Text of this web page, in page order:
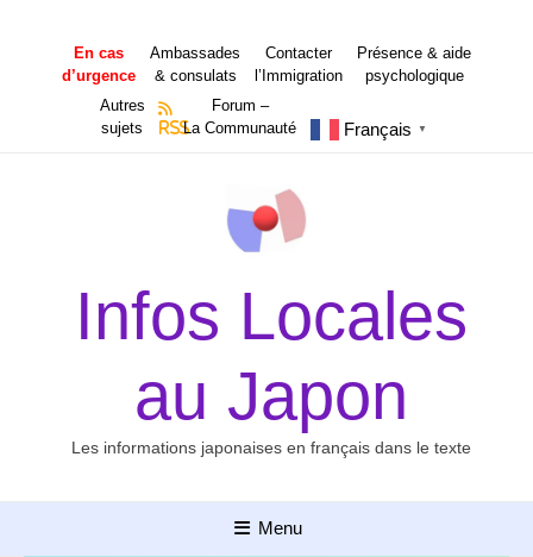
contenu
En cas
d’urgence
Ambassades
& consulats
Contacter
l’Immigration
Présence & aide
psychologique
Autres
sujets
RSS
Forum –
La Communauté
Français ▼
Infos Locales
au Japon
Les informations japonaises en français dans le texte
Menu